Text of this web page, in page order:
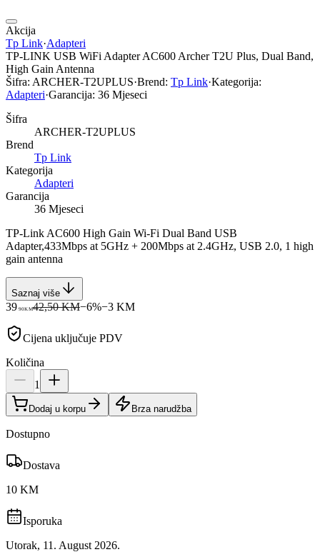
Akcija
Tp Link·Adapteri
TP-LINK USB WiFi Adapter AC600 Archer T2U Plus, Dual Band,
High Gain Antenna
Šifra: ARCHER-T2UPLUS·Brend: Tp Link·Kategorija:
Adapteri·Garancija: 36 Mjeseci
Šifra
ARCHER-T2UPLUS
Brend
Tp Link
Kategorija
Adapteri
Garancija
36 Mjeseci
TP-Link AC600 High Gain Wi-Fi Dual Band USB
Adapter,433Mbps at 5GHz + 200Mbps at 2.4GHz, USB 2.0, 1 high
gain antenna
Saznaj više
39 90KM42,50 KM−6%−3KM
Cijena uključuje PDV
Količina
1
Dodaj u korpu Brza narudžba
Dostupno
Dostava
10 KM
Isporuka
Utorak, 11. August 2026.